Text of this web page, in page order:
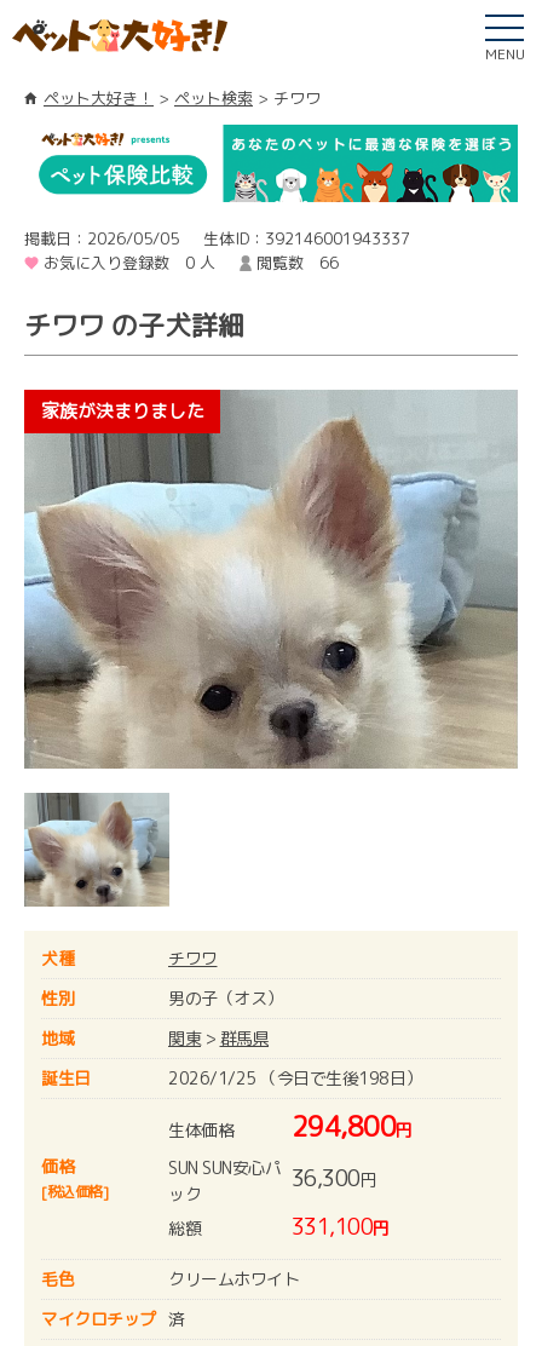
MENU
ペット大好き！ ペット検索 チワワ
掲載日：2026/05/05
生体ID：392146001943337
お気に入り登録数 0 人
閲覧数 66
チワワ の子犬詳細
犬種
チワワ
性別
男の子（オス）
地域
関東> 群馬県
誕生日
2026/1/25 （今日で生後198日）
価格
[税込価格]
生体価格 294,800円
SUN SUN安心パ
ック
36,300円
総額 331,100円
毛色
クリームホワイト
マイクロチップ 済